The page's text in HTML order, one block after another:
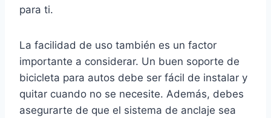
para ti.
La facilidad de uso también es un factor
importante a considerar. Un buen soporte de
bicicleta para autos debe ser fácil de instalar y
quitar cuando no se necesite. Además, debes
asegurarte de que el sistema de anclaje sea